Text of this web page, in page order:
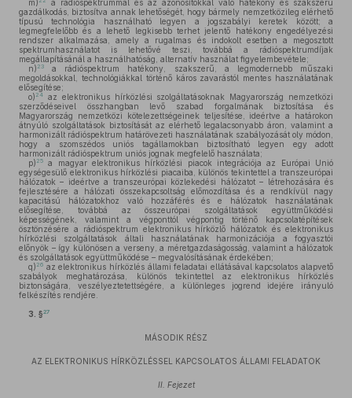
m)
a rádióspektrummal és az azonosítókkal való hatékony és szakszerű
gazdálkodás, biztosítva annak lehetőségét, hogy bármely nemzetközileg elérhető
típusú technológia használható legyen a jogszabályi keretek között; a
legmegfelelőbb és a lehető legkisebb terhet jelentő hatékony engedélyezési
rendszer alkalmazása, amely a rugalmas és indokolt esetben a megosztott
spektrumhasználatot is lehetővé teszi, továbbá a rádióspektrumdíjak
megállapításánál a használhatóság, alternatív használat figyelembevétele;
n) 23
a rádióspektrum hatékony, szakszerű, a legmodernebb műszaki
megoldásokkal, technológiákkal történő káros zavarástól mentes használatának
elősegítése;
o) 24
az elektronikus hírközlési szolgáltatásoknak Magyarország nemzetközi
szerződéseivel összhangban levő szabad forgalmának biztosítása és
Magyarország nemzetközi kötelezettségeinek teljesítése, ideértve a határokon
átnyúló szolgáltatások biztosítását az elérhető legalacsonyabb áron, valamint a
harmonizált rádióspektrum határövezeti használatának szabályozását oly módon,
hogy a szomszédos uniós tagállamokban biztosítható legyen egy adott
harmonizált rádióspektrum uniós jognak megfelelő használata;
p) 25
a magyar elektronikus hírközlési piacok integrációja az Európai Unió
egységesülő elektronikus hírközlési piacaiba, különös tekintettel a transzeurópai
hálózatok – ideértve a transzeurópai közlekedési hálózatot – létrehozására és
fejlesztésére a hálózati összekapcsoltság előmozdítása és a rendkívül nagy
kapacitású hálózatokhoz való hozzáférés és e hálózatok használatának
elősegítése, továbbá az összeurópai szolgáltatások együttműködési
képességének, valamint a végponttól végpontig történő kapcsolatépítések
ösztönzésére a rádióspektrum elektronikus hírközlő hálózatok és elektronikus
hírközlési szolgáltatások általi használatának harmonizációja a fogyasztói
előnyök – így különösen a verseny, a méretgazdaságosság, valamint a hálózatok
és szolgáltatások együttműködése – megvalósításának érdekében;
q) 26 az elektronikus hírközlés állami feladatai ellátásával kapcsolatos alapvető
szabályok meghatározása, különös tekintettel az elektronikus hírközlés
biztonságára, veszélyeztetettségére, a különleges jogrend idejére irányuló
felkészítés rendjére.
3. §27
MÁSODIK RÉSZ
AZ ELEKTRONIKUS HÍRKÖZLÉSSEL KAPCSOLATOS ÁLLAMI FELADATOK
II. Fejezet